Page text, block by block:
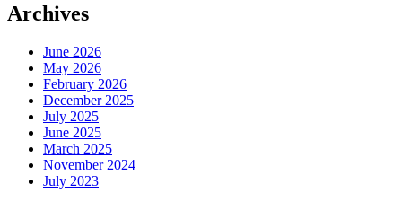
Archives
June 2026
May 2026
February 2026
December 2025
July 2025
June 2025
March 2025
November 2024
July 2023